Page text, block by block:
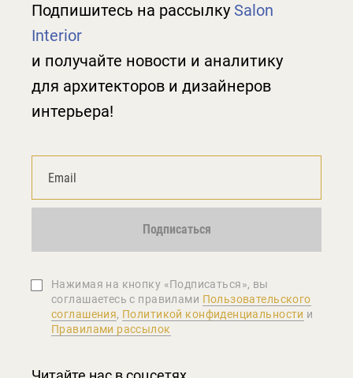
Подпишитесь на рассылку Salon
Interior
и получайте новости и аналитику
для архитекторов и дизайнеров
интерьера!
Подписаться
Нажимая на кнопку «Подписаться», вы
соглашаетеcь с правилами Пользовательского
соглашения, Политикой конфиденциальности и
Правилами рассылок